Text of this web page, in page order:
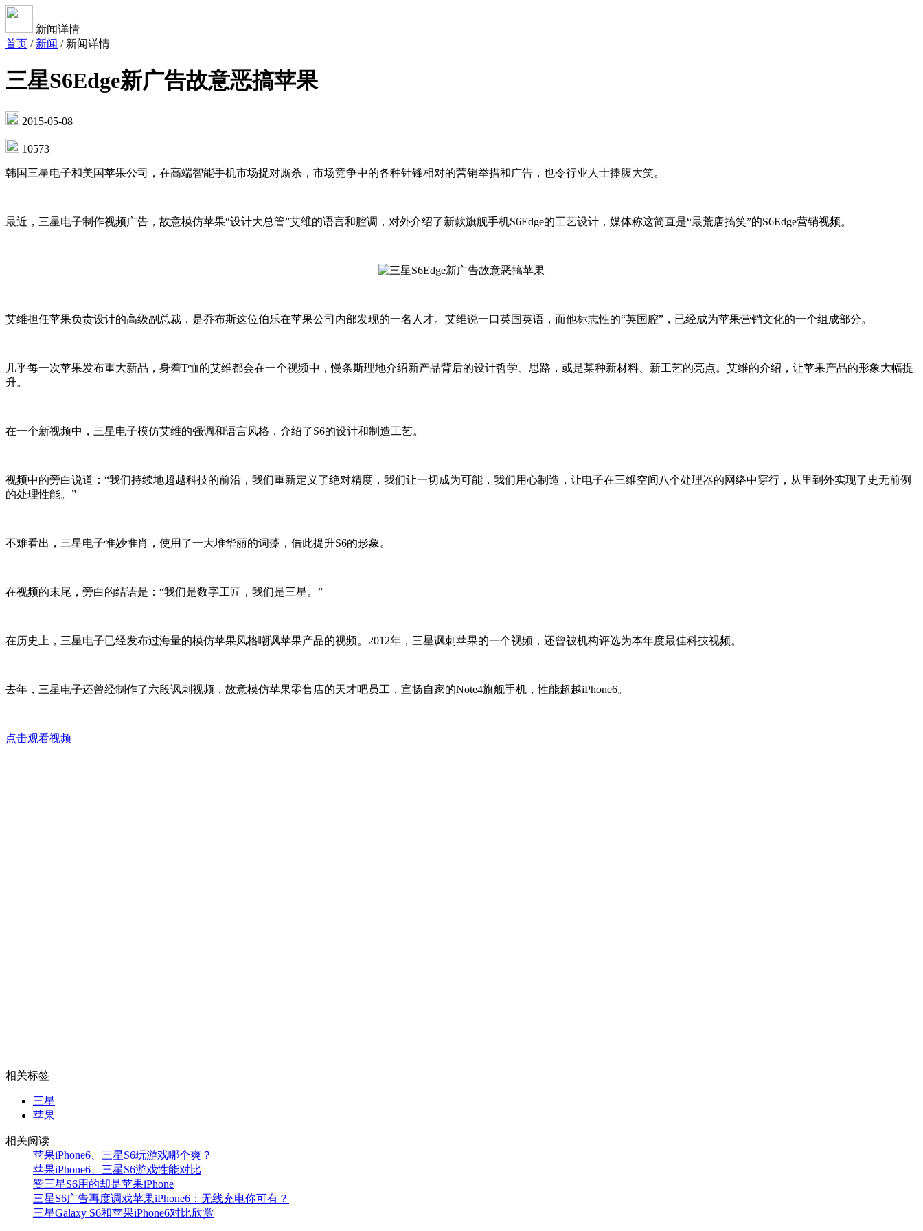
新闻详情
首页 / 新闻 / 新闻详情
三星S6Edge新广告故意恶搞苹果
2015-05-08
10573
韩国三星电子和美国苹果公司，在高端智能手机市场捉对厮杀，市场竞争中的各种针锋相对的营销举措和广告，也令行业人士捧腹大笑。
最近，三星电子制作视频广告，故意模仿苹果“设计大总管”艾维的语言和腔调，对外介绍了新款旗舰手机S6Edge的工艺设计，媒体称这简直是“最荒唐搞笑”的S6Edge营销视频。
艾维担任苹果负责设计的高级副总裁，是乔布斯这位伯乐在苹果公司内部发现的一名人才。艾维说一口英国英语，而他标志性的“英国腔”，已经成为苹果营销文化的一个组成部分。
几乎每一次苹果发布重大新品，身着T恤的艾维都会在一个视频中，慢条斯理地介绍新产品背后的设计哲学、思路，或是某种新材料、新工艺的亮点。艾维的介绍，让苹果产品的形象大幅提
升。
在一个新视频中，三星电子模仿艾维的强调和语言风格，介绍了S6的设计和制造工艺。
视频中的旁白说道：“我们持续地超越科技的前沿，我们重新定义了绝对精度，我们让一切成为可能，我们用心制造，让电子在三维空间八个处理器的网络中穿行，从里到外实现了史无前例
的处理性能。”
不难看出，三星电子惟妙惟肖，使用了一大堆华丽的词藻，借此提升S6的形象。
在视频的末尾，旁白的结语是：“我们是数字工匠，我们是三星。”
在历史上，三星电子已经发布过海量的模仿苹果风格嘲讽苹果产品的视频。2012年，三星讽刺苹果的一个视频，还曾被机构评选为本年度最佳科技视频。
去年，三星电子还曾经制作了六段讽刺视频，故意模仿苹果零售店的天才吧员工，宣扬自家的Note4旗舰手机，性能超越iPhone6。
点击观看视频
相关标签
三星
苹果
相关阅读
苹果iPhone6、三星S6玩游戏哪个爽？
苹果iPhone6、三星S6游戏性能对比
赞三星S6用的却是苹果iPhone
三星S6广告再度调戏苹果iPhone6：无线充电你可有？
三星Galaxy S6和苹果iPhone6对比欣赏